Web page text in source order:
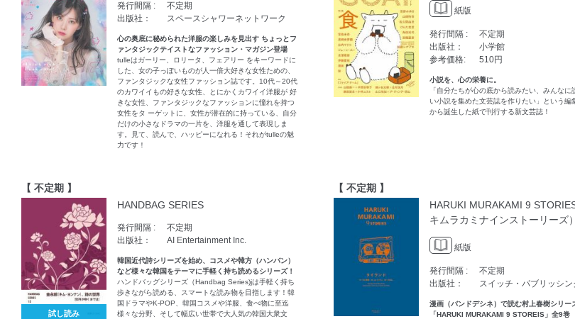
発行間隔 :
不定期
出版社：
スペースシャワーネットワーク
心の奥底に秘められた洋服の楽しみを見出す ちょっとフ
ァンタジックテイストなファッション・マガジン登場
tulleはガーリー、ロリータ、フェアリー をキーワードに
した、女の子っぽいものが人一倍大好きな女性ための、
ファンタジックな女性ファッション誌です。10代～20代
のカワイイもの好きな女性、とにかくカワイイ洋服が 好
きな女性、ファンタジックなファッションに憧れを持つ
女性をタ ーゲットに、女性が潜在的に持っている、自分
だけの小さなドラマの一片を、洋服を通して表現しま
す。見て、読んで、ハッピーになれる！それがtulleの魅
力です！
紙版
発行間隔 :
不定期
出版社：
小学館
参考価格:
510円
小説を、心の栄養に。
「自分たちが心の底から読みたい、みんなに
い小説を集めた文芸誌を作りたい」という編
から誕生した紙で刊行する新文芸誌！
【 不定期 】
試し読み
HANDBAG SERIES
発行間隔 :
不定期
出版社：
AI Entertainment Inc.
韓国近代詩シリーズを始め、コスメや韓方（ハンバン）
など様々な韓国をテーマに手軽く持ち読めるシリーズ！
ハンドバッグシリーズ（Handbag Series)jは手軽く持ち
歩きながら読める、スマートな読み物を目指します！韓
国ドラマやK-POP、韓国コスメや洋服、食べ物に至迄
様々な分野、そして幅広い世帯で大人気の韓国大衆文
【 不定期 】
HARUKI MURAKAMI 9
キムラカミナインストーリーズ）
紙版
発行間隔 :
不定期
出版社：
スイッチ・パブリッシン
漫画（バンドデシネ）で読む村上春樹シリー
「HARUKI MURAKAMI 9 STOREIS」全9巻